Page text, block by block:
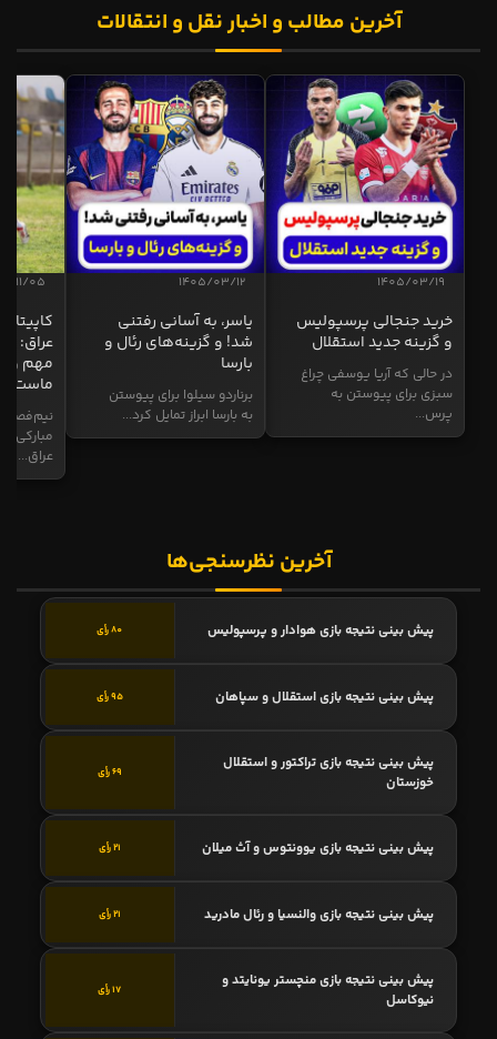
آخرین مطالب و اخبار نقل و انتقالات
1405/03/19
خرید جنجالی پرسپولیس
و گزینه جدید استقلال
در حالی که آریا یوسفی چراغ
سبزی برای پیوستن به
پرس...
1405/03/12
یاسر، به آسانی رفتنی
شد! و گزینه‌های رئال و
بارسا
برناردو سیلوا برای پیوستن
به بارسا ابراز تمایل کرد...
11/05
عراق:
مهم و
ماست
نیم‌فصل
مبارکی
عراق...
آخرین نظرسنجی‌ها
پیش بینی نتیجه بازی هوادار و پرسپولیس 80 رأی
پیش بینی نتیجه بازی استقلال و سپاهان 95 رأی
پیش بینی نتیجه بازی تراکتور و استقلال
خوزستان
69 رأی
پیش بینی نتیجه بازی یوونتوس و آث میلان 21 رأی
پیش بینی نتیجه بازی والنسیا و رئال مادرید 21 رأی
پیش بینی نتیجه بازی منچستر یونایتد و
نیوکاسل
17 رأی